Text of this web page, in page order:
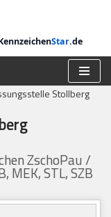
Star.de
Stollberg
ZschoPau /
MEK, STL, SZB